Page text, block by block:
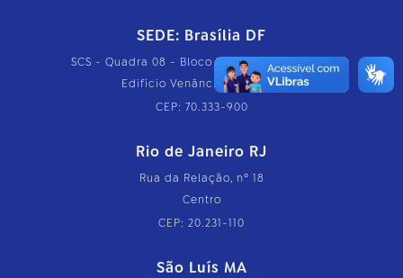
SEDE: Brasília DF
SCS - Quadra 08 - Bloco B 50/60 - 1º Subsolo
Edifício Venâncio Shopping
CEP: 70.333-900
Rio de Janeiro RJ
Rua da Relação, nº 18
Centro
CEP: 20.231-110
São Luís MA